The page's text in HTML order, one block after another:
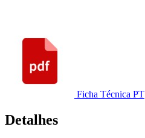
Ficha Técnica PT
Detalhes